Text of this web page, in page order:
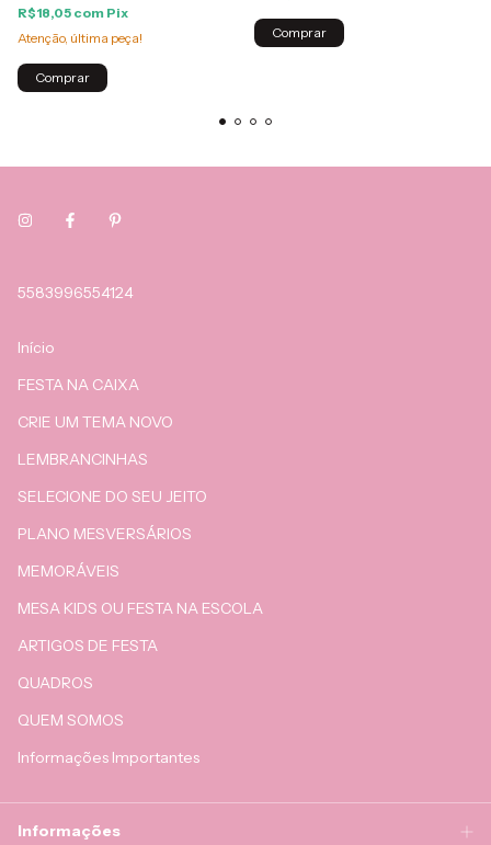
R$18,05 com Pix
Atenção, última peça!
5583996554124
Início
FESTA NA CAIXA
CRIE UM TEMA NOVO
LEMBRANCINHAS
SELECIONE DO SEU JEITO
PLANO MESVERSÁRIOS
MEMORÁVEIS
MESA KIDS OU FESTA NA ESCOLA
ARTIGOS DE FESTA
QUADROS
QUEM SOMOS
Informações Importantes
Informações